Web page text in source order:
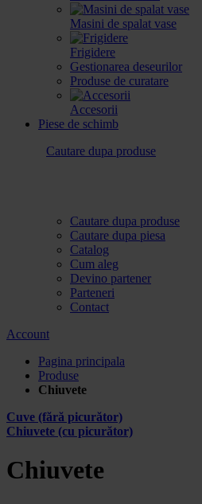
Masini de spalat vase
Frigidere
Gestionarea deseurilor
Produse de curatare
Accesorii
Piese de schimb
Cautare dupa produse
Cautare dupa produse
Cautare dupa piesa
Catalog
Cum aleg
Devino partener
Parteneri
Contact
Account
Pagina principala
Produse
Chiuvete
Cuve (fără picurător)
Chiuvete (cu picurător)
Chiuvete